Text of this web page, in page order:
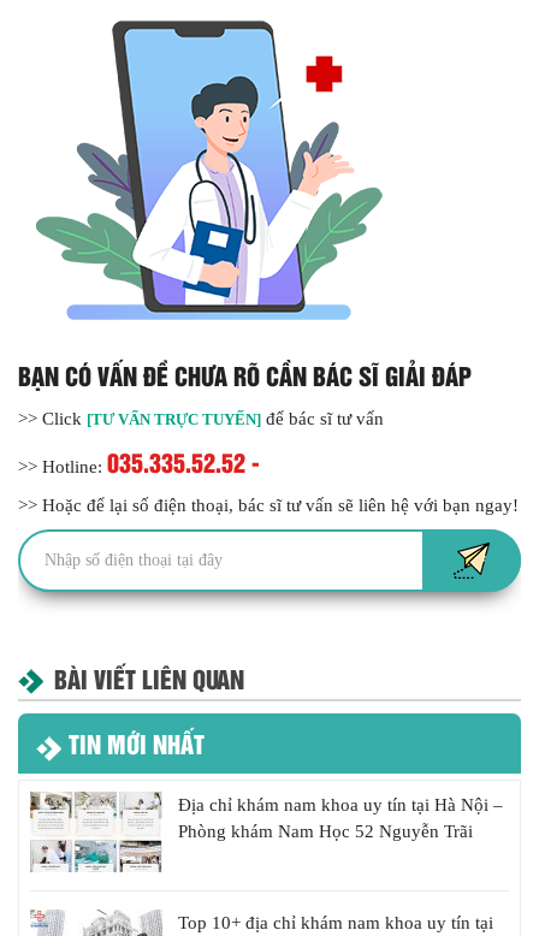
BẠN CÓ VẤN ĐỀ CHƯA RÕ CẦN BÁC SĨ GIẢI ĐÁP
>> Click [TƯ VẤN TRỰC TUYẾN] để bác sĩ tư vấn
>> Hotline: 035.335.52.52 -
>> Hoặc để lại số điện thoại, bác sĩ tư vấn sẽ liên hệ với bạn ngay!
BÀI VIẾT LIÊN QUAN
TIN MỚI NHẤT
Địa chỉ khám nam khoa uy tín tại Hà Nội –
Phòng khám Nam Học 52 Nguyễn Trãi
Top 10+ địa chỉ khám nam khoa uy tín tại